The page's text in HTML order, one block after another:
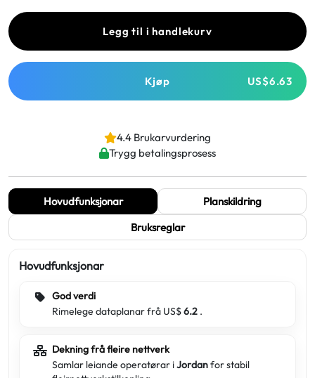
Legg til i handlekurv
Kjøp US$6.63
4.4 Brukarvurdering
Trygg betalingsprosess
Hovudfunksjonar
Planskildring
Bruksreglar
Hovudfunksjonar
God verdi
Rimelege dataplanar frå US$6.2 .
Dekning frå fleire nettverk
Samlar leiande operatørar iJordanfor stabil